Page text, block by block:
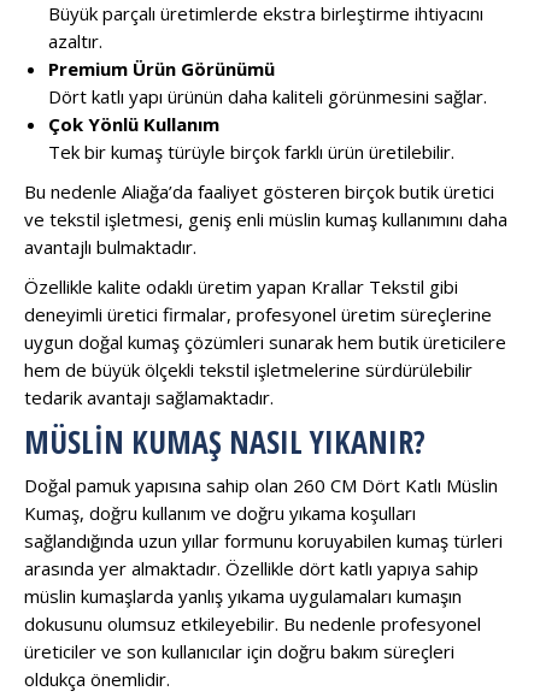
Büyük parçalı üretimlerde ekstra birleştirme ihtiyacını
azaltır.
Premium Ürün Görünümü
Dört katlı yapı ürünün daha kaliteli görünmesini sağlar.
Çok Yönlü Kullanım
Tek bir kumaş türüyle birçok farklı ürün üretilebilir.
Bu nedenle Aliağa’da faaliyet gösteren birçok butik üretici
ve tekstil işletmesi, geniş enli müslin kumaş kullanımını daha
avantajlı bulmaktadır.
Özellikle kalite odaklı üretim yapan Krallar Tekstil gibi
deneyimli üretici firmalar, profesyonel üretim süreçlerine
uygun doğal kumaş çözümleri sunarak hem butik üreticilere
hem de büyük ölçekli tekstil işletmelerine sürdürülebilir
tedarik avantajı sağlamaktadır.
MÜSLIN KUMAŞ NASIL YIKANIR?
Doğal pamuk yapısına sahip olan 260 CM Dört Katlı Müslin
Kumaş, doğru kullanım ve doğru yıkama koşulları
sağlandığında uzun yıllar formunu koruyabilen kumaş türleri
arasında yer almaktadır. Özellikle dört katlı yapıya sahip
müslin kumaşlarda yanlış yıkama uygulamaları kumaşın
dokusunu olumsuz etkileyebilir. Bu nedenle profesyonel
üreticiler ve son kullanıcılar için doğru bakım süreçleri
oldukça önemlidir.